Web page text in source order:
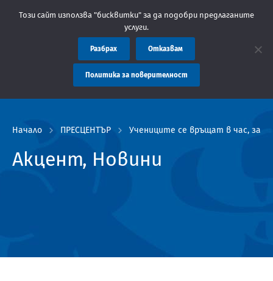
Областна администрация Пловдив препоръчва
Начало ПРЕСЦЕНТЪР Учениците се връщат в час,
Акцент, Новини
Този сайт използва "бисквитки" за да подобри предлаганите
услуги.
Разбрах Отказвам
Политика за поверителност